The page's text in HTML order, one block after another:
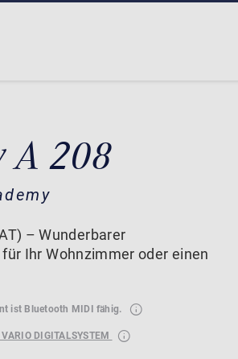
A 208
– Wunderbarer
Ihr Wohnzimmer oder einen
ist Bluetooth MIDI fähig.
DIGITALSYSTEM